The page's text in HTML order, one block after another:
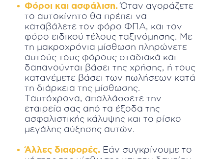
Φόροι και ασφάλιση. Όταν αγοράζετε
το αυτοκίνητο θα πρέπει να
καταβάλετε τον φόρο ΦΠΑ, και τον
φόρο ειδικού τέλους ταξινόμησης. Με
τη μακροχρόνια μίσθωση πληρώνετε
αυτούς τους φόρους σταδιακά και
δαπανούνται βάσει της χρήσης, ή τους
κατανέμετε βάσει των πωλήσεων κατά
τη διάρκεια της μίσθωσης.
Ταυτόχρονα, απαλλάσσετε την
εταιρεία σας από τα έξοδα της
ασφαλιστικής κάλυψης και το ρίσκο
μεγάλης αύξησης αυτών.
Άλλες διαφορές. Εάν συγκρίνουμε το